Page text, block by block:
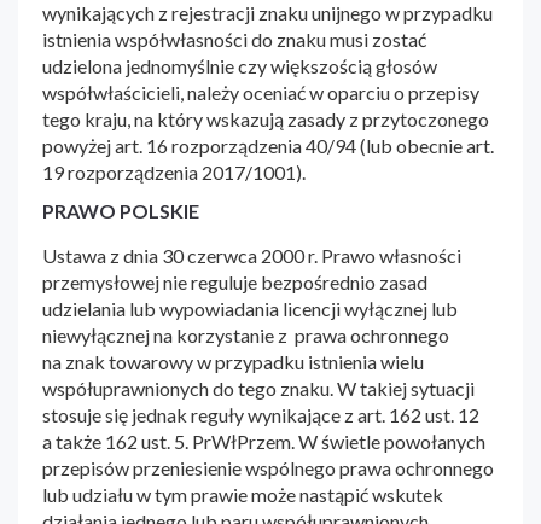
wynikających z rejestracji znaku unijnego w przypadku
istnienia współwłasności do znaku musi zostać
udzielona jednomyślnie czy większością głosów
współwłaścicieli, należy oceniać w oparciu o przepisy
tego kraju, na który wskazują zasady z przytoczonego
powyżej art. 16 rozporządzenia 40/94 (lub obecnie art.
19 rozporządzenia 2017/1001).
PRAWO POLSKIE
Ustawa z dnia 30 czerwca 2000 r. Prawo własności
przemysłowej nie reguluje bezpośrednio zasad
udzielania lub wypowiadania licencji wyłącznej lub
niewyłącznej na korzystanie z prawa ochronnego
na znak towarowy w przypadku istnienia wielu
współuprawnionych do tego znaku. W takiej sytuacji
stosuje się jednak reguły wynikające z art. 162 ust. 12
a także 162 ust. 5. PrWłPrzem. W świetle powołanych
przepisów przeniesienie wspólnego prawa ochronnego
lub udziału w tym prawie może nastąpić wskutek